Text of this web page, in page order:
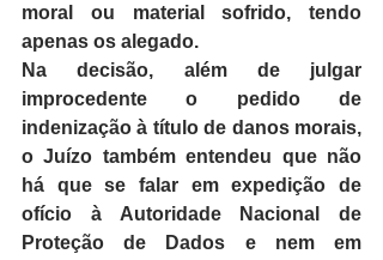
moral ou material sofrido, tendo
apenas os alegado.
Na decisão, além de julgar
improcedente o pedido de
indenização à título de danos morais,
o Juízo também entendeu que não
há que se falar em expedição de
ofício à Autoridade Nacional de
Proteção de Dados e nem em